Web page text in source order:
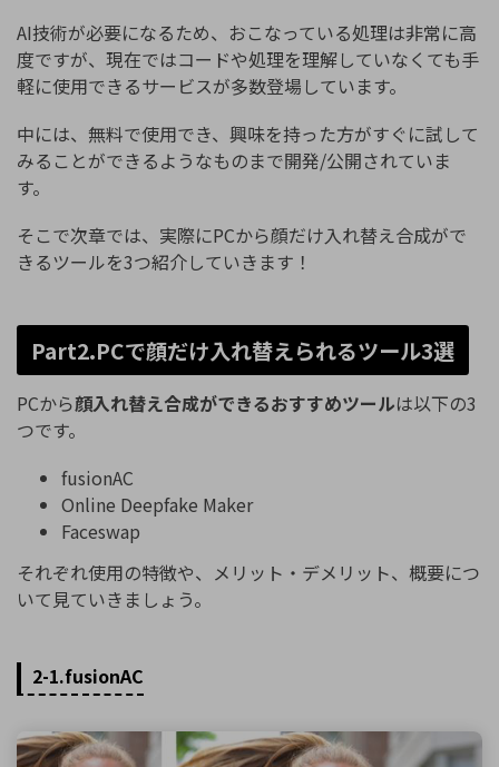
AI技術が必要になるため、おこなっている処理は非常に高
度ですが、現在ではコードや処理を理解していなくても手
軽に使用できるサービスが多数登場しています。
中には、無料で使用でき、興味を持った方がすぐに試して
みることができるようなものまで開発/公開されていま
す。
そこで次章では、実際にPCから顔だけ入れ替え合成がで
きるツールを3つ紹介していきます！
Part2.PCで顔だけ入れ替えられるツール3選
PCから顔入れ替え合成ができるおすすめツールは以下の3
つです。
fusionAC
Online Deepfake Maker
Faceswap
それぞれ使用の特徴や、メリット・デメリット、概要につ
いて見ていきましょう。
2-1.fusionAC